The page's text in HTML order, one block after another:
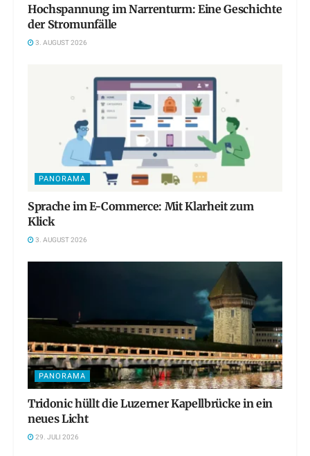
Hochspannung im Narrenturm: Eine Geschichte
der Stromunfälle
3. AUGUST 2026
PANORAMA
Sprache im E-Commerce: Mit Klarheit zum
Klick
3. AUGUST 2026
PANORAMA
Tridonic hüllt die Luzerner Kapellbrücke in ein
neues Licht
29. JULI 2026